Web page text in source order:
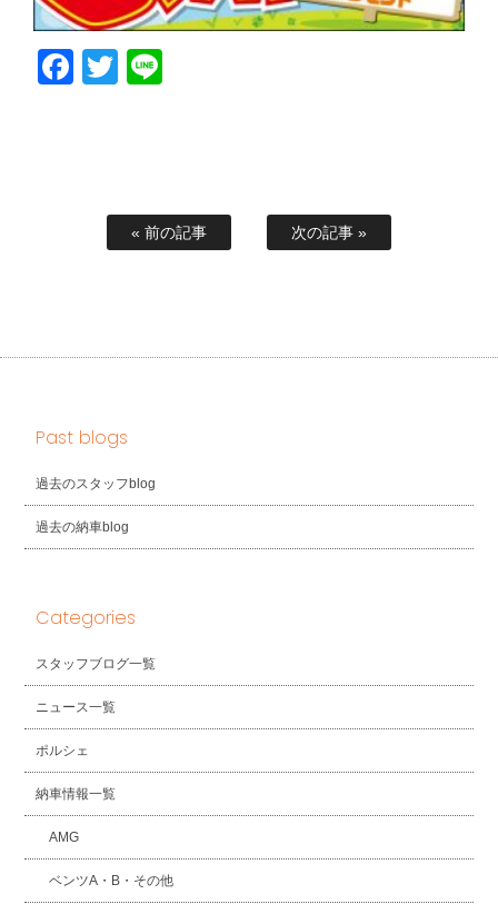
Facebook
Twitter
« 前の記事 次の記事 »
Past blogs
過去のスタッフblog
過去の納車blog
Categories
スタッフブログ一覧
ニュース一覧
ポルシェ
納車情報一覧
AMG
ベンツA・B・その他